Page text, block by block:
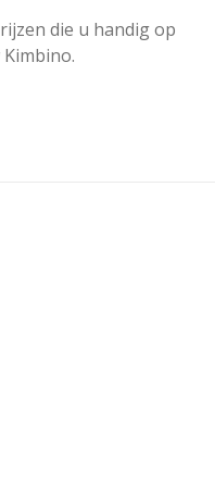
die u handig op